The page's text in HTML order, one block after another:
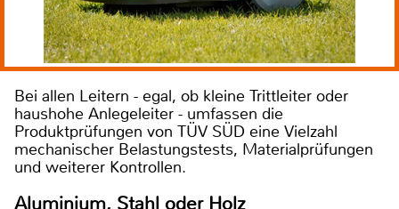
Bei allen Leitern - egal, ob kleine Trittleiter oder
haushohe Anlegeleiter - umfassen die
Produktprüfungen von TÜV SÜD eine Vielzahl
mechanischer Belastungstests, Materialprüfungen
und weiterer Kontrollen.
Aluminium, Stahl oder Holz